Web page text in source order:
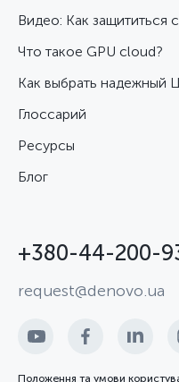
Видео: Как
Что такое GPU cloud?
Как выбрать надежный
Глоссарий
Ресурсы
Блог
+380-44-200-
request@denovo.ua
Положення та умови